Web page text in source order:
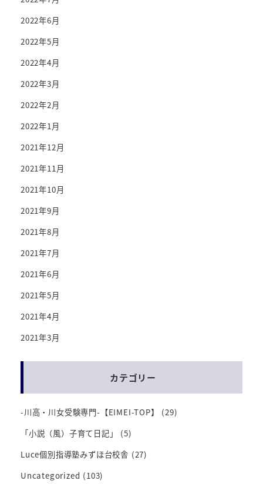
2022年6月
2022年5月
2022年4月
2022年3月
2022年2月
2022年1月
2021年12月
2021年11月
2021年10月
2021年9月
2021年8月
2021年7月
2021年6月
2021年5月
2021年4月
2021年3月
カテゴリー
-川高・川女受験専門-【EIMEI-TOP】
(29)
「小説（風）子育て日記」
(5)
Luce個別指導塾みずほ台校舎 (27)
Uncategorized (103)